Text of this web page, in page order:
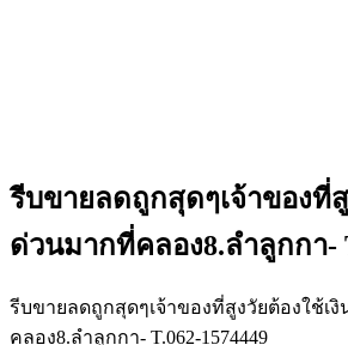
รีบขายลดถูกสุดๆเจ้าของที่
ด่วนมากที่คลอง8.ลำลูกกา-
รีบขายลดถูกสุดๆเจ้าของที่สูงวัยต้องใช้เ
คลอง8.ลำลูกกา- T.062-1574449